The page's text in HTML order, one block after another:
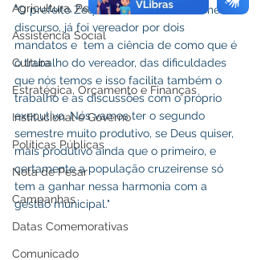
Agricultura, Pesca e Abastecimento
Assistência Social
Cultura
Estratégica, Orçamento e Finanças
Institucional e Governo
Políticas Públicas
Nota de Pesar
Campanhas
Datas Comemorativas
Comunicado
"O prefeito Zequinha, como falei no meu
discurso, já foi vereador por dois
mandatos e  tem a ciência de como que é
o trabalho do vereador, das dificuldades
que nós temos e isso facilita também o
trabalho e as discussões com o próprio
executivo. Nós vamos ter o segundo
semestre muito produtivo, se Deus quiser,
mais produtivo ainda que o primeiro, e
certamente a população cruzeirense só
tem a ganhar nessa harmonia com a
gestão municipal."